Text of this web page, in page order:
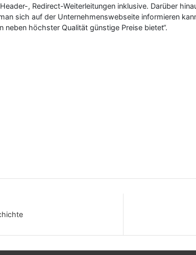
, Redirect-Weiterleitungen inklusive. Darüber
sich auf der Unternehmenswebseite informieren
neben höchster Qualität günstige Preise bietet“.